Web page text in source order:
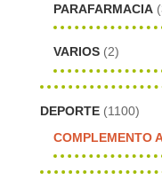
PARAFARMACIA
VARIOS (2)
DEPORTE (1100)
COMPLEMENTO